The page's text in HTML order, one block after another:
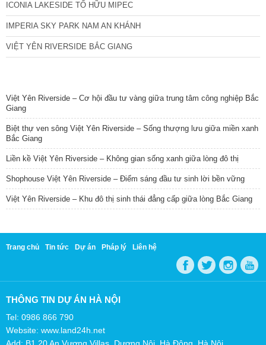
ICONIA LAKESIDE TỐ HỮU MIPEC
IMPERIA SKY PARK NAM AN KHÁNH
VIỆT YÊN RIVERSIDE BẮC GIANG
Việt Yên Riverside – Cơ hội đầu tư vàng giữa trung tâm công nghiệp Bắc
Giang
Biệt thự ven sông Việt Yên Riverside – Sống thượng lưu giữa miền xanh
Bắc Giang
Liền kề Việt Yên Riverside – Không gian sống xanh giữa lòng đô thị
Shophouse Việt Yên Riverside – Điểm sáng đầu tư sinh lời bền vững
Việt Yên Riverside – Khu đô thị sinh thái đẳng cấp giữa lòng Bắc Giang
Trang chủ Tin tức Dự án Pháp lý Liên hệ
THÔNG TIN DỰ ÁN HÀ NỘI
Tel: 0986 866 790
Website: www.land24h.net